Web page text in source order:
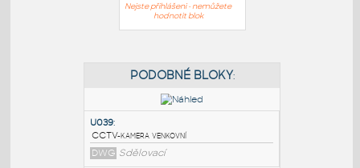
Nejste přihlášeni - nemůžete
hodnotit blok